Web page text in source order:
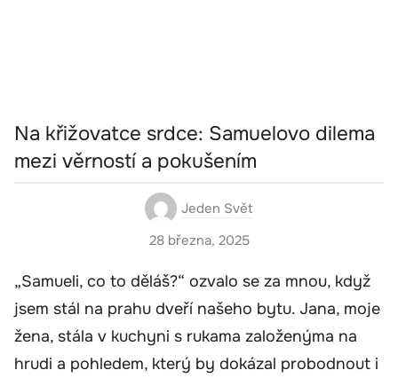
Na křižovatce srdce: Samuelovo dilema
mezi věrností a pokušením
Jeden Svět
28 března, 2025
„Samueli, co to děláš?“ ozvalo se za mnou, když
jsem stál na prahu dveří našeho bytu. Jana, moje
žena, stála v kuchyni s rukama založenýma na
hrudi a pohledem, který by dokázal probodnout i